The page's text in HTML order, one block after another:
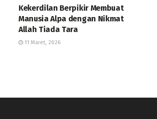
Kekerdilan Berpikir Membuat
Manusia Alpa dengan Nikmat
Allah Tiada Tara
11 Maret, 2026